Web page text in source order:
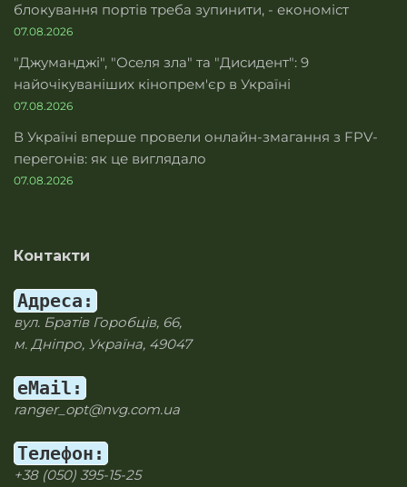
блокування портів треба зупинити, - економіст
07.08.2026
"Джуманджі", "Оселя зла" та "Дисидент": 9
найочікуваніших кінопрем'єр в Україні
07.08.2026
В Україні вперше провели онлайн-змагання з FPV-
перегонів: як це виглядало
07.08.2026
Контакти
Адреса:
вул. Братів Горобців, 66,
м. Дніпро, Україна, 49047
eMail:
ranger_opt@nvg.com.ua
Телефон:
+38 (050) 395-15-25